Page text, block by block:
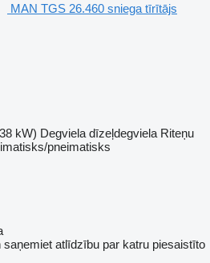
MAN TGS 26.460 sniega tīrītājs
kW) Degviela dīzeļdegviela Riteņu
pneimatisks
atlīdzību par katru piesaistīto